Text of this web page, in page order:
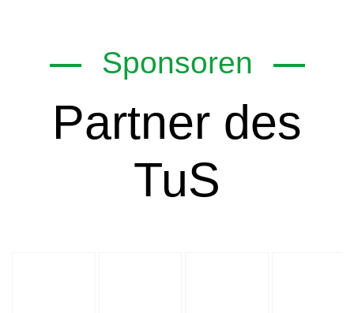
Sponsoren
Partner des
TuS